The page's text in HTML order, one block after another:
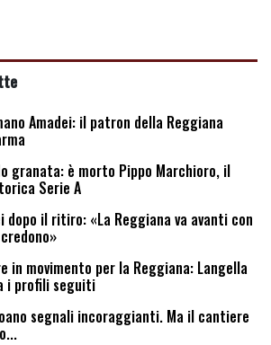
Amadei: il patron della Reggiana
granata: è morto Pippo Marchioro, il
Serie A
dopo il ritiro: «La Reggiana va avanti con
in movimento per la Reggiana: Langella
i profili seguiti
segnali incoraggianti. Ma il cantiere